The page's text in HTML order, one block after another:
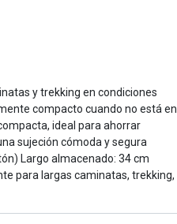
y trekking en condiciones
compacto cuando no está en
ideal para ahorrar
sujeción cómoda y segura
Largo almacenado: 34 cm
para largas caminatas, trekking,